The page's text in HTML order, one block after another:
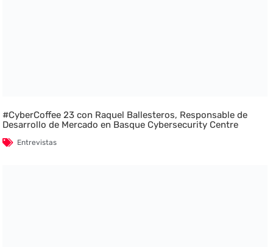
#CyberCoffee 23 con Raquel Ballesteros, Responsable de
Desarrollo de Mercado en Basque Cybersecurity Centre
Entrevistas